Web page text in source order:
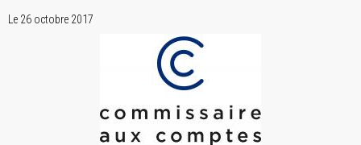
Le 26 octobre 2017